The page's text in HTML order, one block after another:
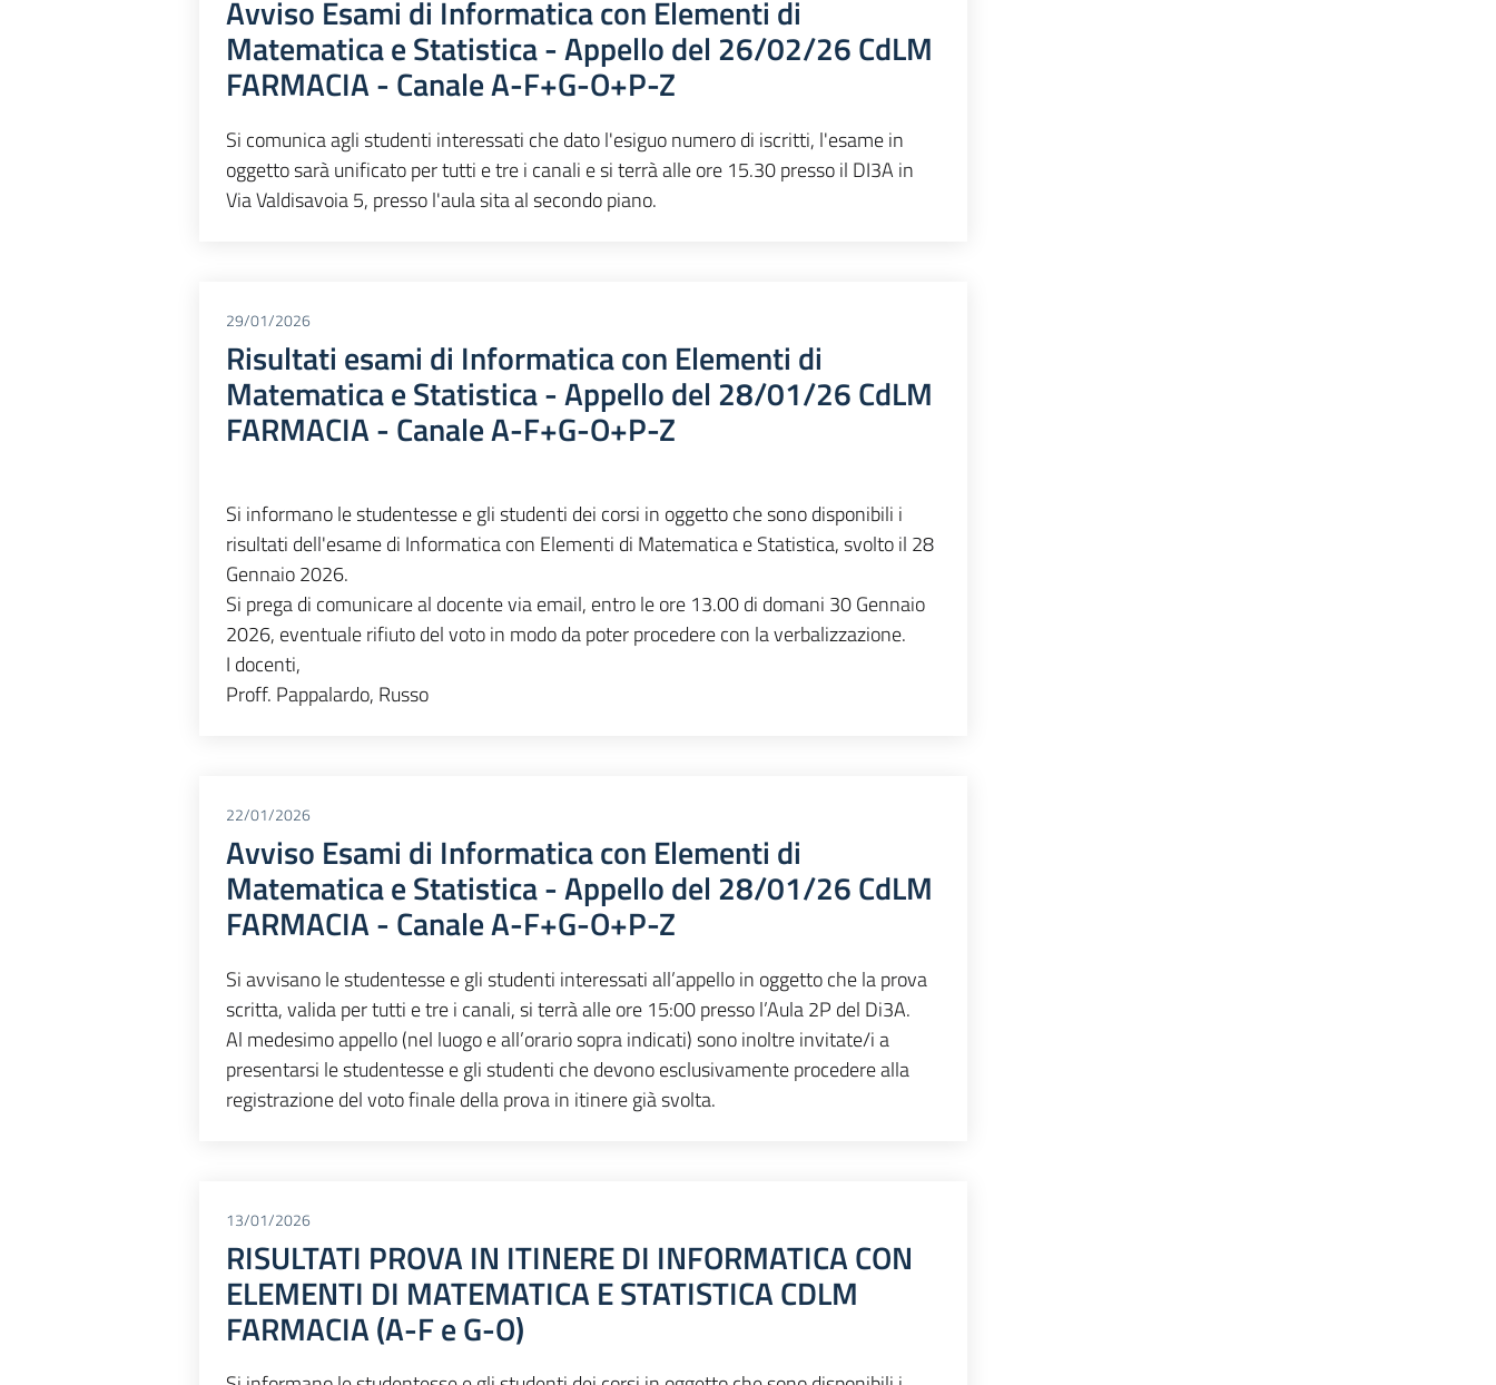
Avviso Esami di Informatica con Elementi di
Matematica e Statistica - Appello del 26/02/26 CdLM
FARMACIA - Canale A-F+G-O+P-Z
Si comunica agli studenti interessati che dato l'esiguo numero di iscritti, l'esame in
oggetto sarà unificato per tutti e tre i canali e si terrà alle ore 15.30 presso il DI3A in
Via Valdisavoia 5, presso l'aula sita al secondo piano.
29/01/2026
Risultati esami di Informatica con Elementi di
Matematica e Statistica - Appello del 28/01/26 CdLM
FARMACIA - Canale A-F+G-O+P-Z
Si informano le studentesse e gli studenti dei corsi in oggetto che sono disponibili i
risultati dell'esame di Informatica con Elementi di Matematica e Statistica, svolto il 28
Gennaio 2026.
Si prega di comunicare al docente via email, entro le ore 13.00 di domani 30 Gennaio
2026, eventuale rifiuto del voto in modo da poter procedere con la verbalizzazione.
I docenti,
Proff. Pappalardo, Russo
22/01/2026
Avviso Esami di Informatica con Elementi di
Matematica e Statistica - Appello del 28/01/26 CdLM
FARMACIA - Canale A-F+G-O+P-Z
Si avvisano le studentesse e gli studenti interessati all’appello in oggetto che la prova
scritta, valida per tutti e tre i canali, si terrà alle ore 15:00 presso l’Aula 2P del Di3A.
Al medesimo appello (nel luogo e all’orario sopra indicati) sono inoltre invitate/i a
presentarsi le studentesse e gli studenti che devono esclusivamente procedere alla
registrazione del voto finale della prova in itinere già svolta.
13/01/2026
RISULTATI PROVA IN ITINERE DI INFORMATICA CON
ELEMENTI DI MATEMATICA E STATISTICA CDLM
FARMACIA (A-F e G-O)